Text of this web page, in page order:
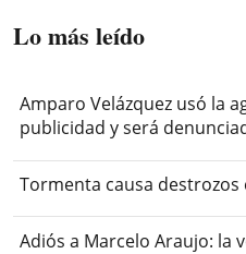
Lo más leído
Amparo Velázquez usó la
publicidad y será
Tormenta causa destrozos
Adiós a Marcelo Araujo: la